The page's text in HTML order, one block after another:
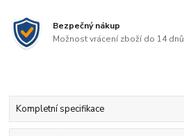
Bezpečný nákup
Možnost vrácení zboží do 14 dnů
Kompletní specifikace